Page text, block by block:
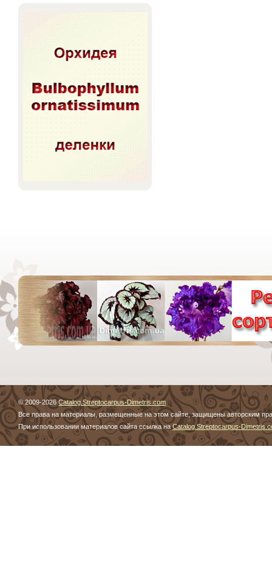
© 2009-2026Catalog.Streptocarpus-Dimetris.com
Все права на материалы, размещенные на этом сайте, защищены авторским
При использовании материалов сайта ссылка наCatalog.Streptocarpus-